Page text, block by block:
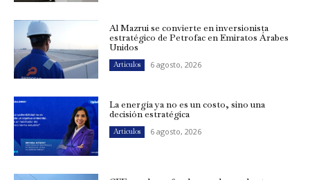
Al Mazrui se convierte en inversionista
estratégico de Petrofac en Emiratos Árabes
Unidos
Artículos 6 agosto, 2026
La energía ya no es un costo, sino una
decisión estratégica
Artículos 6 agosto, 2026